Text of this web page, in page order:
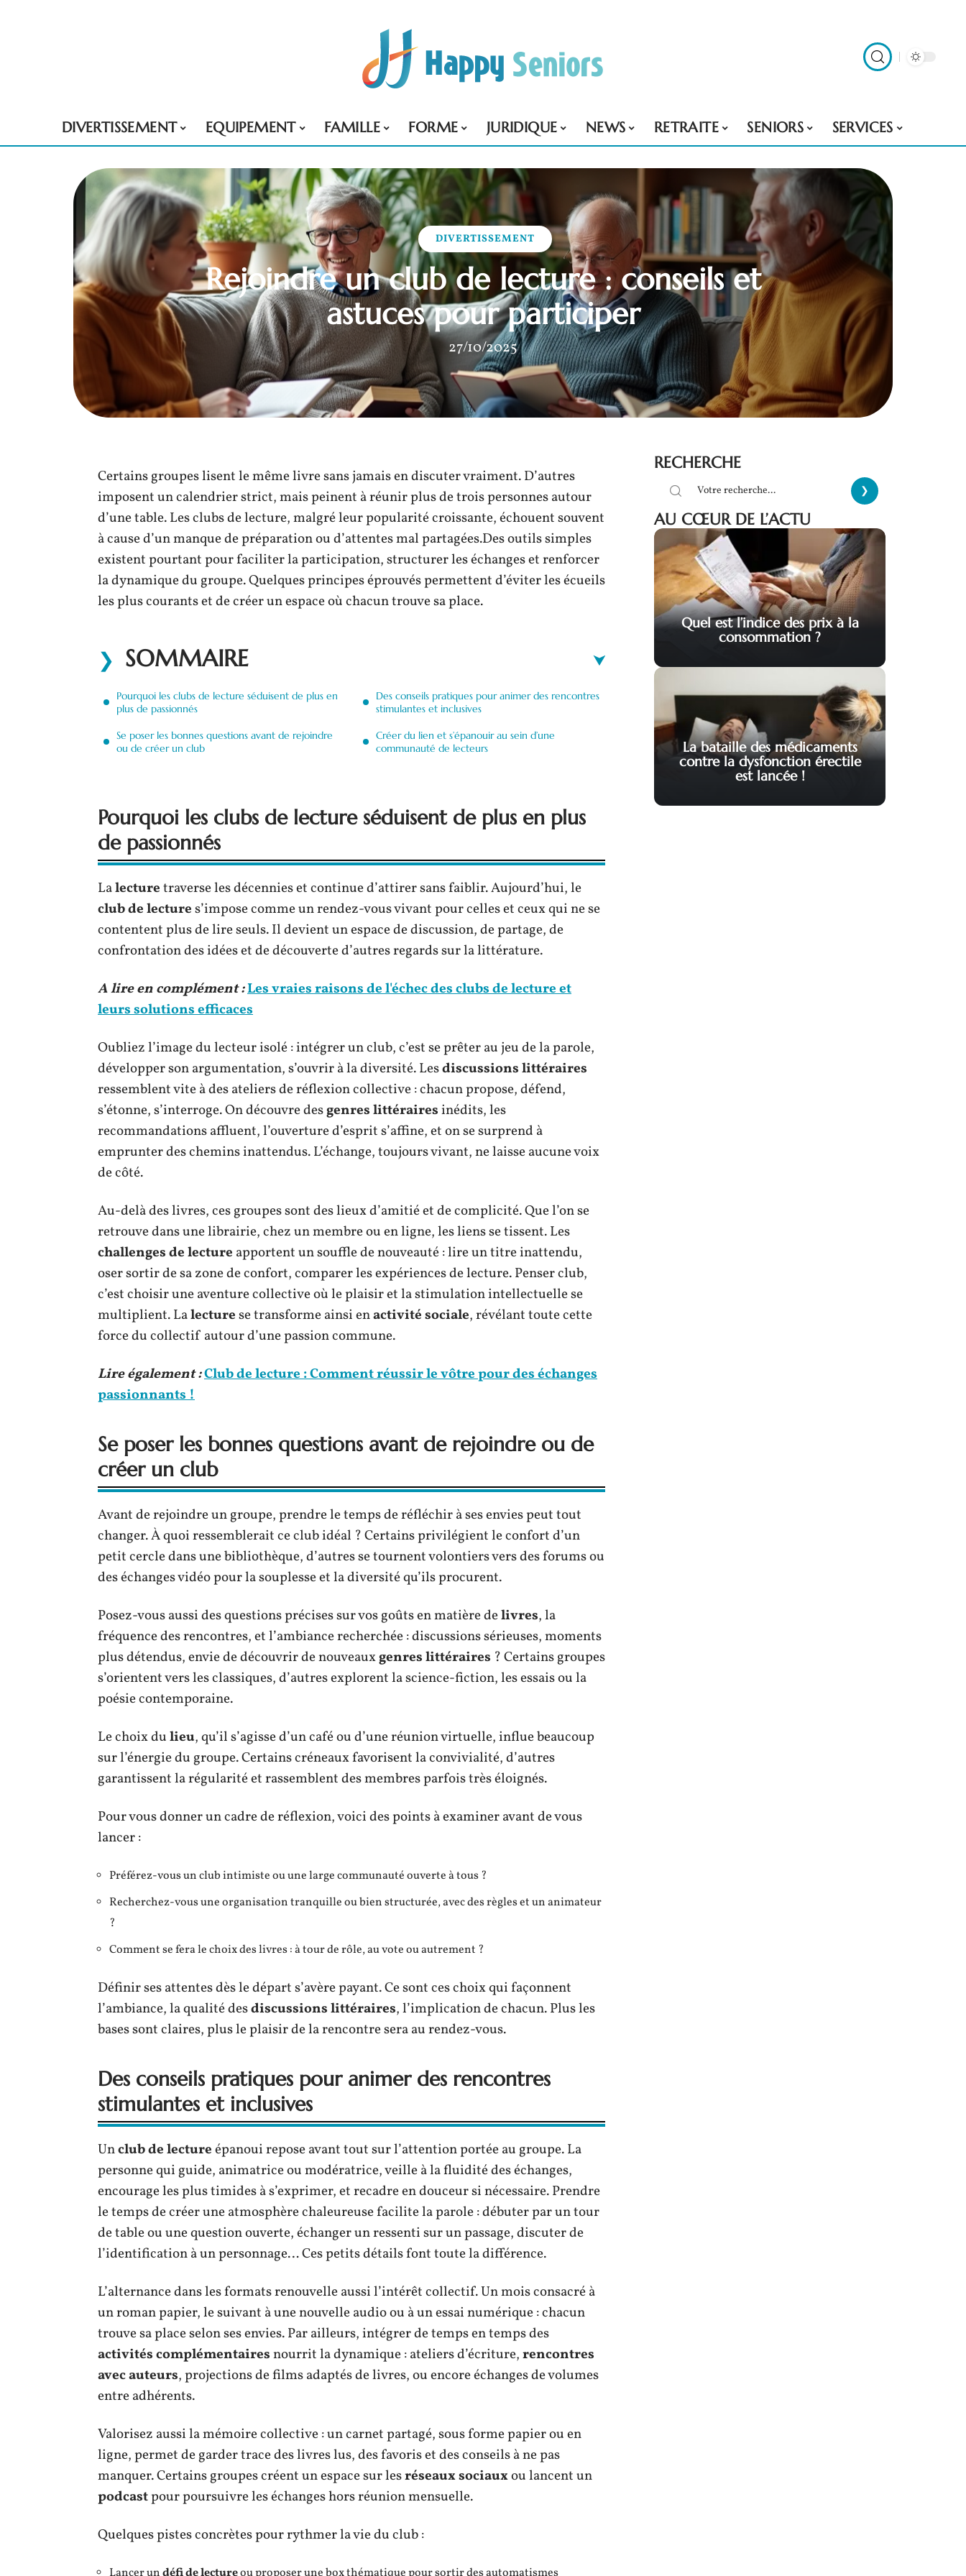
DIVERTISSEMENT EQUIPEMENT FAMILLE FORME JURIDIQUE NEWS RETRAITE SENIORS SERVICES
DIVERTISSEMENT
Rejoindre un club de lecture : conseils et
astuces pour participer
27/10/2025
Certains groupes lisent le même livre sans jamais en discuter vraiment. D’autres
imposent un calendrier strict, mais peinent à réunir plus de trois personnes autour
d’une table. Les clubs de lecture, malgré leur popularité croissante, échouent souvent
à cause d’un manque de préparation ou d’attentes mal partagées.Des outils simples
existent pourtant pour faciliter la participation, structurer les échanges et renforcer
la dynamique du groupe. Quelques principes éprouvés permettent d’éviter les écueils
les plus courants et de créer un espace où chacun trouve sa place.
SOMMAIRE
Pourquoi les clubs de lecture séduisent de plus en
plus de passionnés
Se poser les bonnes questions avant de rejoindre
ou de créer un club
Des conseils pratiques pour animer des rencontres
stimulantes et inclusives
Créer du lien et s’épanouir au sein d’une
communauté de lecteurs
Pourquoi les clubs de lecture séduisent de plus en plus
de passionnés
Lalecturetraverse les décennies et continue d’attirer sans faiblir. Aujourd’hui, le
club de lectures’impose comme un rendez-vous vivant pour celles et ceux qui ne se
contentent plus de lire seuls. Il devient un espace de discussion, de partage, de
confrontation des idées et de découverte d’autres regards sur la littérature.
A lire en complément :Les vraies raisons de l'échec des clubs de lecture et
leurs solutions efficaces
Oubliez l’image du lecteur isolé : intégrer un club, c’est se prêter au jeu de la parole,
développer son argumentation, s’ouvrir à la diversité. Lesdiscussions littéraires
ressemblent vite à des ateliers de réflexion collective : chacun propose, défend,
s’étonne, s’interroge. On découvre desgenres littérairesinédits, les
recommandations affluent, l’ouverture d’esprit s’affine, et on se surprend à
emprunter des chemins inattendus. L’échange, toujours vivant, ne laisse aucune voix
de côté.
Au-delà des livres, ces groupes sont des lieux d’amitié et de complicité. Que l’on se
retrouve dans une librairie, chez un membre ou en ligne, les liens se tissent. Les
challenges de lecture apportent un souffle de nouveauté : lire un titre inattendu,
oser sortir de sa zone de confort, comparer les expériences de lecture. Penser club,
c’est choisir une aventure collective où le plaisir et la stimulation intellectuelle se
multiplient. Lalecturese transforme ainsi enactivité sociale, révélant toute cette
force du collectif autour d’une passion commune.
Lire également :Club de lecture : Comment réussir le vôtre pour des échanges
passionnants !
Se poser les bonnes questions avant de rejoindre ou de
créer un club
Avant de rejoindre un groupe, prendre le temps de réfléchir à ses envies peut tout
changer. À quoi ressemblerait ce club idéal ? Certains privilégient le confort d’un
petit cercle dans une bibliothèque, d’autres se tournent volontiers vers des forums ou
des échanges vidéo pour la souplesse et la diversité qu’ils procurent.
Posez-vous aussi des questions précises sur vos goûts en matière delivres, la
fréquence des rencontres, et l’ambiance recherchée : discussions sérieuses, moments
plus détendus, envie de découvrir de nouveauxgenres littéraires ? Certains groupes
s’orientent vers les classiques, d’autres explorent la science-fiction, les essais ou la
poésie contemporaine.
Le choix dulieu, qu’il s’agisse d’un café ou d’une réunion virtuelle, influe beaucoup
sur l’énergie du groupe. Certains créneaux favorisent la convivialité, d’autres
garantissent la régularité et rassemblent des membres parfois très éloignés.
Pour vous donner un cadre de réflexion, voici des points à examiner avant de vous
lancer :
Préférez-vous un club intimiste ou une large communauté ouverte à tous ?
Recherchez-vous une organisation tranquille ou bien structurée, avec des règles et un animateur
?
Comment se fera le choix des livres : à tour de rôle, au vote ou autrement ?
Définir ses attentes dès le départ s’avère payant. Ce sont ces choix qui façonnent
l’ambiance, la qualité desdiscussions littéraires, l’implication de chacun. Plus les
bases sont claires, plus le plaisir de la rencontre sera au rendez-vous.
Des conseils pratiques pour animer des rencontres
stimulantes et inclusives
Unclub de lectureépanoui repose avant tout sur l’attention portée au groupe. La
personne qui guide, animatrice ou modératrice, veille à la fluidité des échanges,
encourage les plus timides à s’exprimer, et recadre en douceur si nécessaire. Prendre
le temps de créer une atmosphère chaleureuse facilite la parole : débuter par un tour
de table ou une question ouverte, échanger un ressenti sur un passage, discuter de
l’identification à un personnage… Ces petits détails font toute la différence.
L’alternance dans les formats renouvelle aussi l’intérêt collectif. Un mois consacré à
un roman papier, le suivant à une nouvelle audio ou à un essai numérique : chacun
trouve sa place selon ses envies. Par ailleurs, intégrer de temps en temps des
activités complémentairesnourrit la dynamique : ateliers d’écriture,rencontres
avec auteurs, projections de films adaptés de livres, ou encore échanges de volumes
entre adhérents.
Valorisez aussi la mémoire collective : un carnet partagé, sous forme papier ou en
ligne, permet de garder trace des livres lus, des favoris et des conseils à ne pas
manquer. Certains groupes créent un espace sur lesréseaux sociauxou lancent un
podcastpour poursuivre les échanges hors réunion mensuelle.
Quelques pistes concrètes pour rythmer la vie du club :
Lancer undéfi de lectureou proposer une box thématique pour sortir des automatismes
RECHERCHE
AU CŒUR DE L’ACTU
Quel est l’indice des prix à la
consommation ?
La bataille des médicaments
contre la dysfonction érectile
est lancée !